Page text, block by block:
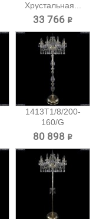
Хрустальная...
33 766 ₽
1413T1/8/200-
160/G
Хрустальный
80 898 ₽